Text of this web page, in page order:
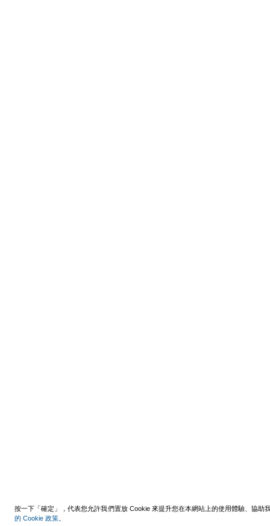
按一下「確定」，代表您允許我們置放 Cookie 來提升您在本網站上的使用體驗、協助
的 Cookie 政策。